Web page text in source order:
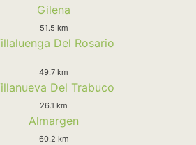
Gilena
51.5 km
Del Rosario
49.7 km
Del Trabuco
26.1 km
Almargen
60.2 km